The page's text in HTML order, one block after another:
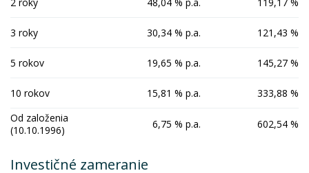
3 roky 30,34 % p.a. 121,43 %
5 rokov 19,65 % p.a. 145,27 %
10 rokov 15,81 % p.a.
333,88 %
Od založenia
(10.10.1996)
6,75 % p.a. 602,54 %
Investičné zameranie